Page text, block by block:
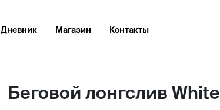
Дневник Магазин Контакты
Беговой лонгслив White